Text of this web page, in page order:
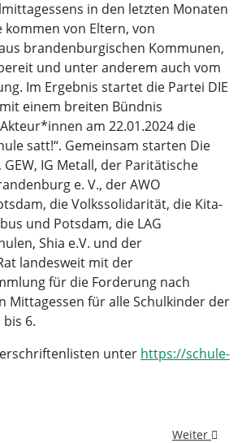
in den letzten Monaten
kommen von Eltern, von
brandenburgischen Kommunen,
und unter anderem auch vom
Im Ergebnis startet die Partei DIE
einem breiten Bündnis
am 22.01.2024 die
satt!“. Gemeinsam starten Die
GEW, IG Metall, der Paritätische
e. V., der AWO
die Volkssolidarität, die Kita-
und Potsdam, die LAG
Shia e.V. und der
landesweit mit der
für die Forderung nach
Mittagessen für alle Schulkinder der
6.
unter https://schule-
Spendenaktion der FFW Nächster
Weiter